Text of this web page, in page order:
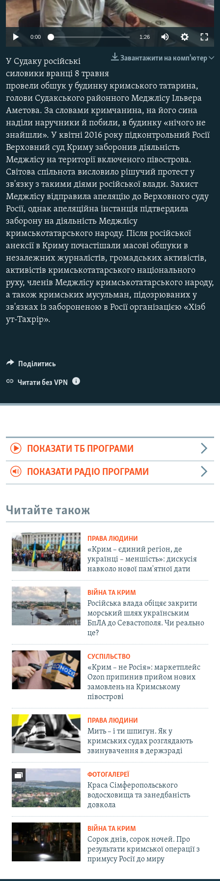
ВІДЕОУРОКИ «ELIFBE»
СВІДЧЕННЯ ОКУПАЦІЇ
УКРАЇНСЬКА ПРОБЛЕМА КРИМУ
ІНФОГРАФІКА
Русский
Qırımtatar
ДОЛУЧАЙСЯ!
Усі сайти RFE/RL
0:00 1:26
Завантажити на комп'ютер
У Судаку російські
силовики вранці 8 травня
провели обшук у будинку кримського татарина,
голови Судакського районного Меджлісу Ільвера
Аметова. За словами кримчанина, на його сина
наділи наручники й побили, в будинку «нічого не
знайшли». У квітні 2016 року підконтрольний Росії
Верховний суд Криму заборонив діяльність
Меджлісу на території включеного півострова.
Світова спільнота висловило рішучий протест у
зв'язку з такими діями російської влади. Захист
Меджлісу відправила апеляцію до Верховного суду
Росії, однак апеляційна інстанція підтвердила
заборону на діяльність Меджлісу
кримськотатарського народу. Після російської
анексії в Криму почастішали масові обшуки в
незалежних журналістів, громадських активістів,
активістів кримськотатарського національного
руху, членів Меджлісу кримськотатарського народу,
а також кримських мусульман, підозрюваних у
зв'язках із забороненою в Росії організацією «Хізб
ут-Тахрір».
Поділитись
Читати без VPN
ПОКАЗАТИ ТБ ПРОГРАМИ
ПОКАЗАТИ РАДІО ПРОГРАМИ
Читайте також
ПРАВА ЛЮДИНИ
«Крим – єдиний регіон, де
українці – меншість»: дискусія
навколо нової пам'ятної дати
ВІЙНА ТА КРИМ
Російська влада обіцяє закрити
морський шлях українським
БпЛА до Севастополя. Чи реально
це?
СУСПІЛЬСТВО
«Крим – не Росія»: маркетплейс
Ozon припинив прийом нових
замовлень на Кримському
півострові
ПРАВА ЛЮДИНИ
Мить – і ти шпигун. Як у
кримських судах розглядають
звинувачення в держзраді
ФОТОГАЛЕРЕЇ
Краса Сімферопольського
водосховища та занедбаність
довкола
ВІЙНА ТА КРИМ
Сорок днів, сорок ночей. Про
результати кримської операції з
примусу Росії до миру